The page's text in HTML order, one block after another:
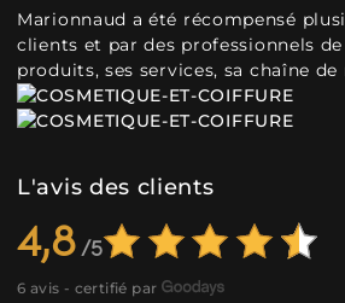
Marionnaud a été récompensé
clients et par des professionnels
produits, ses services, sa chaîne de
L'avis des clients
4,8
6 avis - certifié par